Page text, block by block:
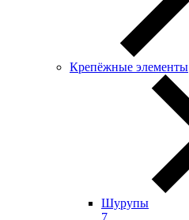
Крепёжные элементы
Шурупы
7